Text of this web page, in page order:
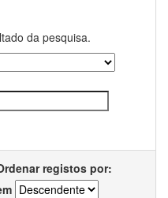
da pesquisa.
registos por: